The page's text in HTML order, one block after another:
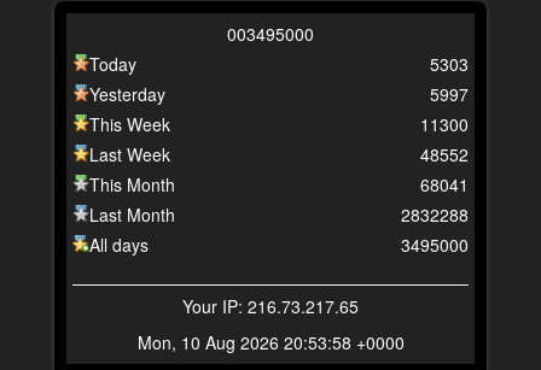
003495000
Today
Yesterday
This Week
Last Week
This Month
Last Month
All days
5303
5997
11300
48552
68041
2832288
3495000
Your IP: 216.73.217.65
Mon, 10 Aug 2026 20:53:58 +0000